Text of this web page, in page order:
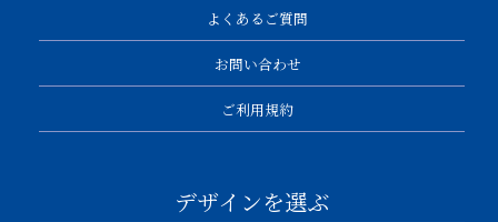
よくあるご質問
お問い合わせ
ご利用規約
デザインを選ぶ